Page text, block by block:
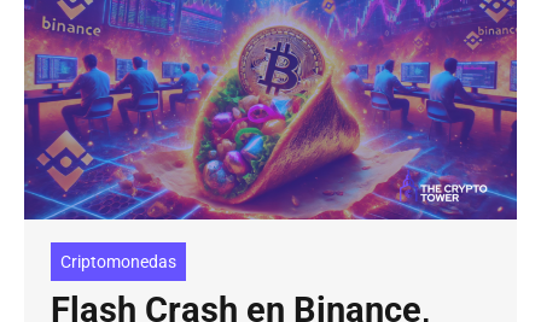
Criptomonedas
Flash Crash en Binance,